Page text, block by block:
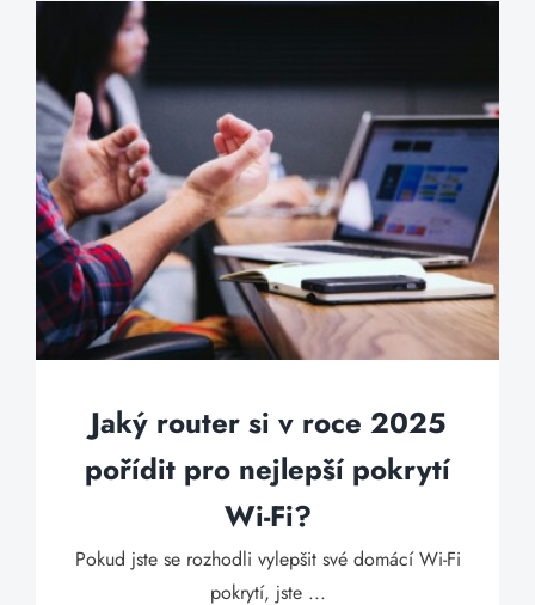
Jaký router si v roce 2025
pořídit pro nejlepší pokrytí
Wi-Fi?
Pokud jste se rozhodli vylepšit své domácí Wi-Fi
pokrytí, jste ...